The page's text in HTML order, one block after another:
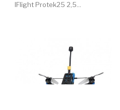
IFlight Protek25 2,5...